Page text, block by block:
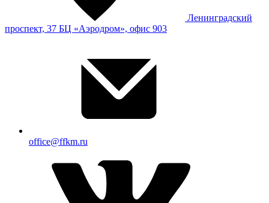
Ленинградский
проспект, 37 БЦ «Аэродром», офис 903
office@ffkm.ru